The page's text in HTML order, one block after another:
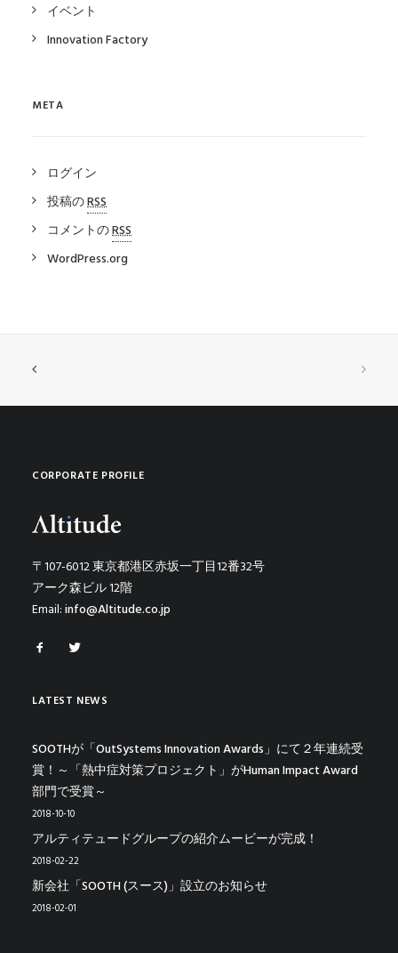
イベント
Innovation Factory
META
ログイン
投稿のRSS
コメントのRSS
WordPress.org
CORPORATE PROFILE
〒107-6012 東京都港区赤坂一丁目12番32号
アーク森ビル 12階
Email:info@Altitude.co.jp
LATEST NEWS
SOOTHが「OutSystems Innovation Awards」にて２年連続受
賞！～「熱中症対策プロジェクト」がHuman Impact Award
部門で受賞～
2018-10-10
アルティテュードグループの紹介ムービーが完成！
2018-02-22
新会社「SOOTH (スース)」設立のお知らせ
2018-02-01